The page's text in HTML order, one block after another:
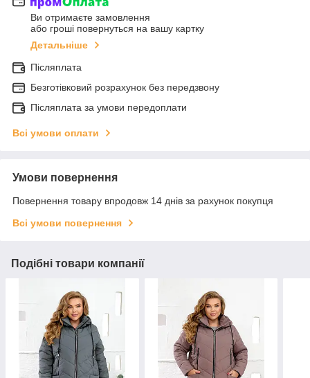
Ви отримаєте замовлення
або гроші повернуться на вашу картку
Детальніше
Післяплата
Безготівковий розрахунок без передзвону
Післяплата за умови передоплати
Всі умови оплати
Умови повернення
Повернення товару впродовж 14 днів за рахунок покупця
Всі умови повернення
Подібні товари компанії